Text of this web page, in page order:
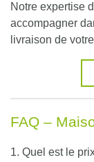
Notre expertise
accompagner
livraison de
FAQ –
1. Quel est le